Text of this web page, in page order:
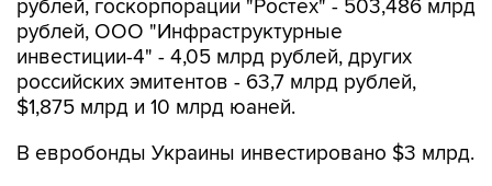
рублей, госкорпорации "Ростех" - 503,486 млрд
рублей, ООО "Инфраструктурные
инвестиции-4" - 4,05 млрд рублей, других
российских эмитентов - 63,7 млрд рублей,
$1,875 млрд и 10 млрд юаней.
В евробонды Украины инвестировано $3 млрд.